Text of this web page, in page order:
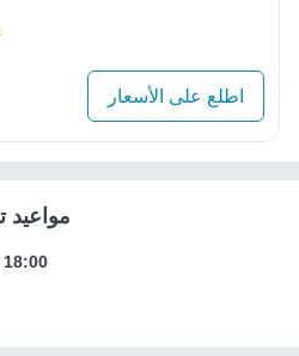
اطلع على الأسعار
مواعيد
18:00